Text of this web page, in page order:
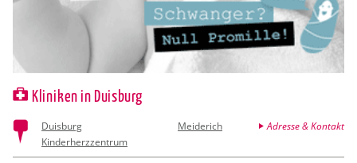
Kliniken in Duisburg
Duisburg
Kinderherzzentrum
Meiderich Adresse & Kontakt